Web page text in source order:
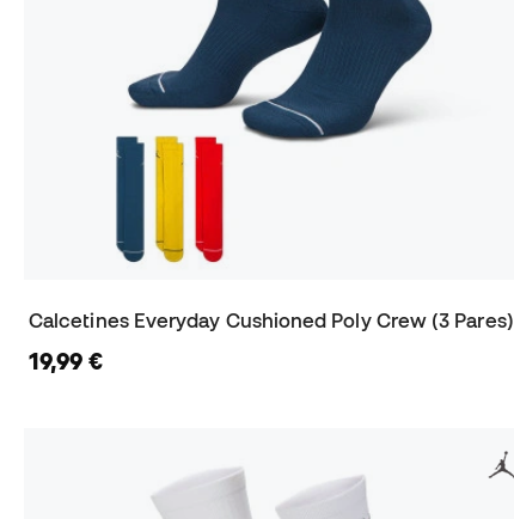
Calcetines Everyday Cushioned Poly Crew (3 Pares)
19,99 €